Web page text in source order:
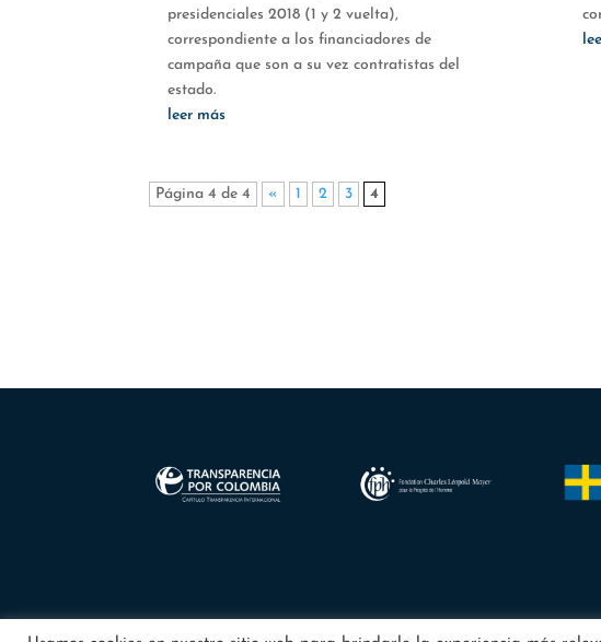
presidenciales 2018 (1 y 2 vuelta),
correspondiente a los financiadores de
campaña que son a su vez contratistas del
estado.
leer más
Página 4 de 4 « 1 2 3 4